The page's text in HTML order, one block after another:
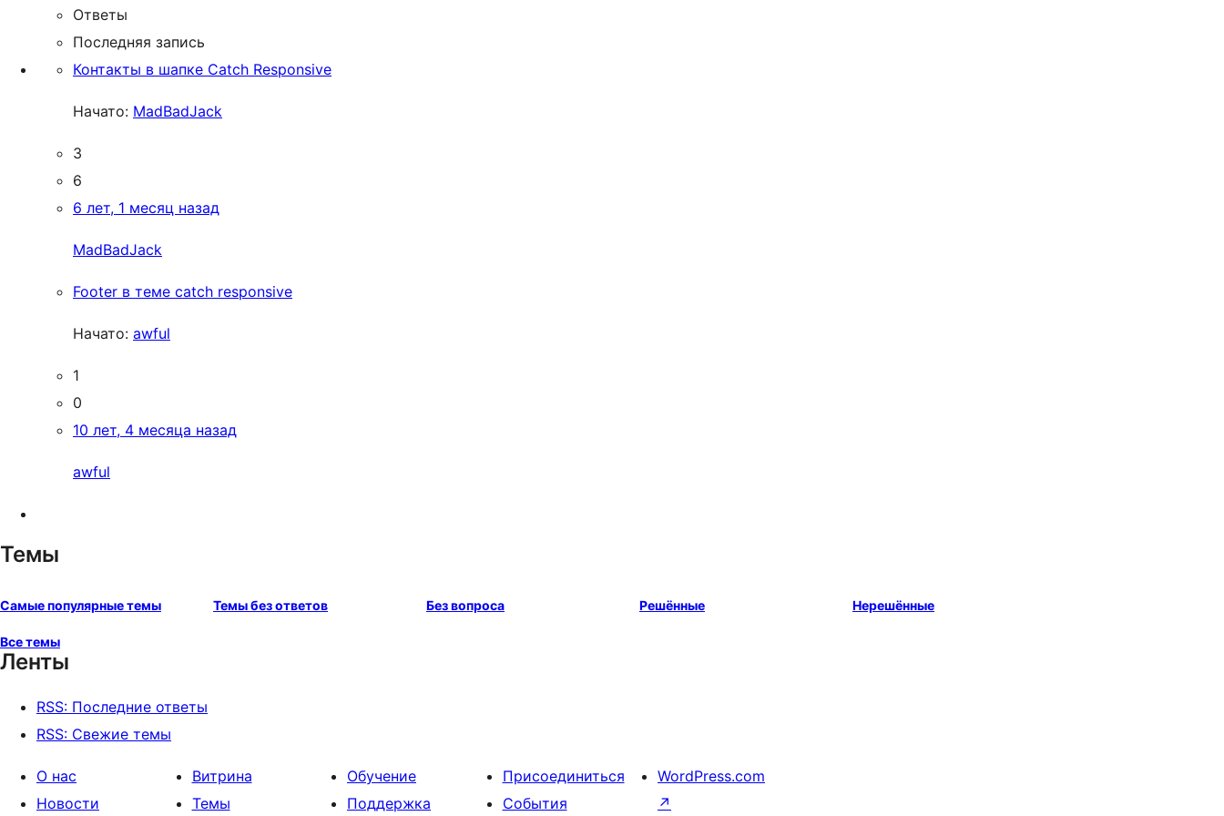
Ответы
Последняя запись
Контакты в шапке Catch Responsive
Начато: MadBadJack
3
6
6 лет, 1 месяц назад
MadBadJack
Footer в теме catch responsive
Начато: awful
1
0
10 лет, 4 месяца назад
awful
Темы
Самые популярные темы Темы без ответов Без вопроса Решённые Нерешённые
Все темы
Ленты
RSS: Последние ответы
RSS: Свежие темы
О нас
Новости
Витрина
Темы
Обучение
Поддержка
Присоединиться
События
WordPress.com
↗